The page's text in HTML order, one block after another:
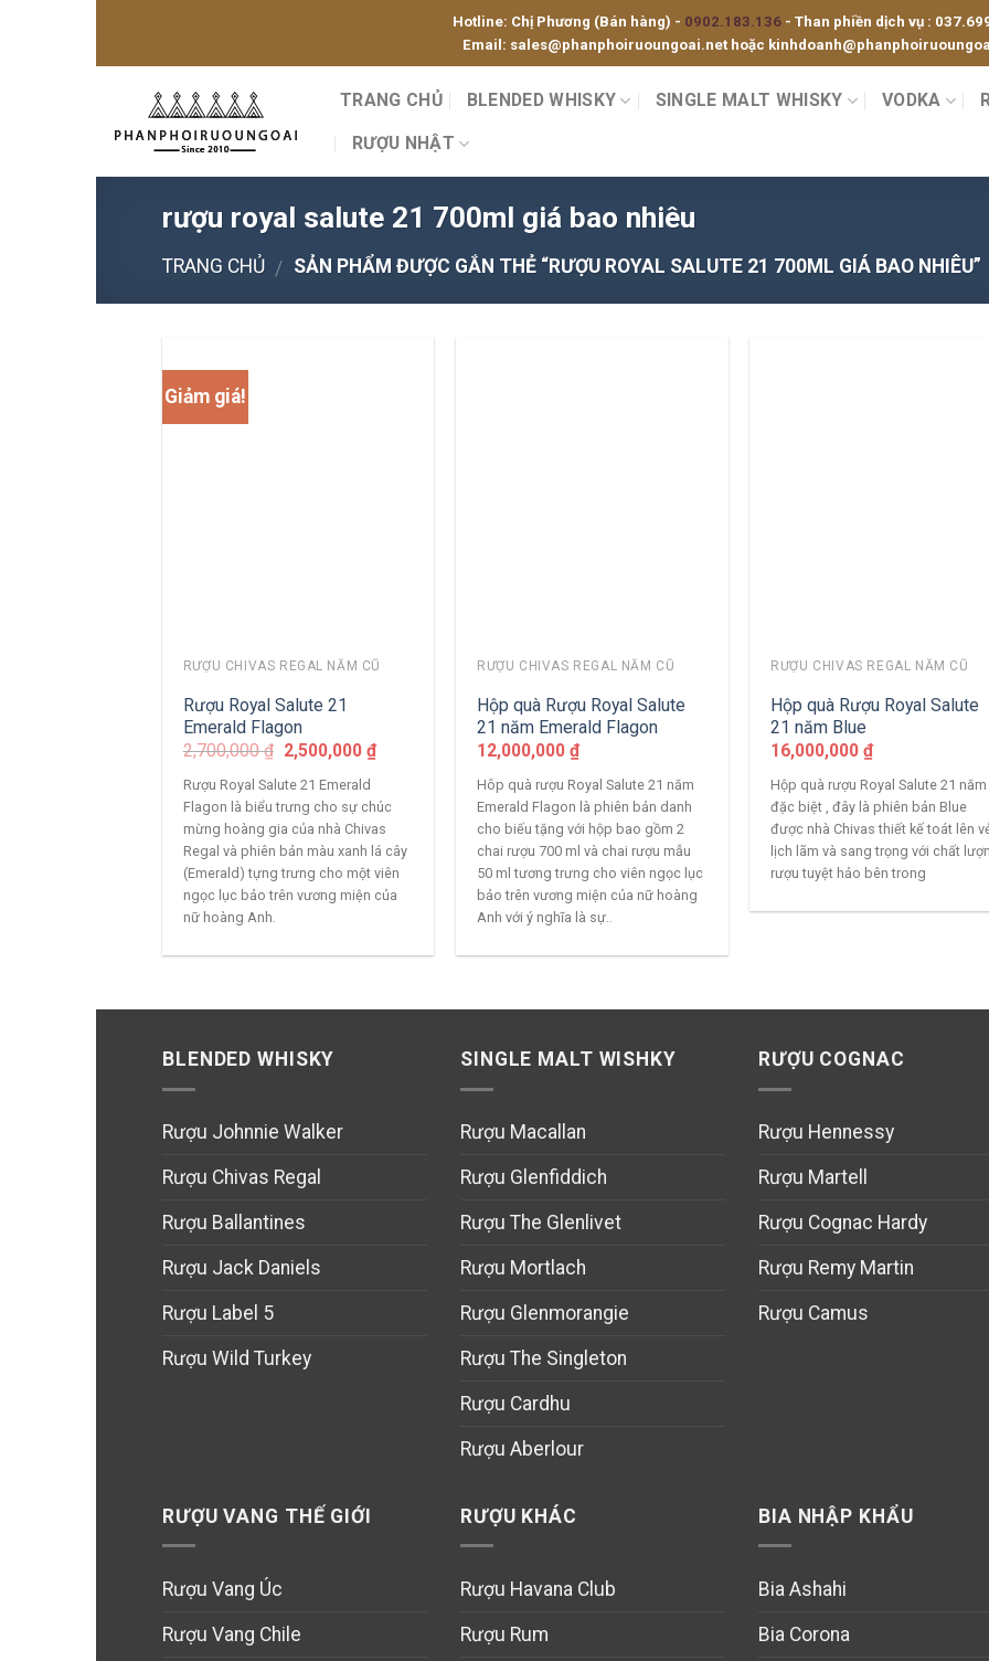
Hotline: Chị Phương (Bán hàng) - 0902.183.136 - Than phiền dịch vụ :
Email: sales@phanphoiruoungoai.nethoặc
TRANG CHỦ BLENDED WHISKY SINGLE MALT WHISKY VODKA
RƯỢU NHẬT
rượu royal salute 21 700ml giá bao nhiêu
TRANG CHỦ / SẢN PHẨM ĐƯỢC GẮN THẺ “RƯỢU ROYAL SALUTE 21 700ML GIÁ BAO NHIÊU”
Giảm giá!
RƯỢU CHIVAS REGAL NĂM CŨ
Rượu Royal Salute 21
Emerald Flagon
2,700,000₫ 2,500,000 ₫
Rượu Royal Salute 21 Emerald
Flagon là biểu trưng cho sự chúc
mừng hoàng gia của nhà Chivas
Regal và phiên bản màu xanh lá cây
(Emerald) tựng trưng cho một viên
ngọc lục bảo trên vương miện của
nữ hoàng Anh.
RƯỢU CHIVAS REGAL NĂM CŨ
Hộp quà Rượu Royal Salute
21 năm Emerald Flagon
12,000,000₫
Hôp quà rượu Royal Salute 21 năm
Emerald Flagon là phiên bản danh
cho biếu tặng với hộp bao gồm 2
chai rượu 700 ml và chai rượu mẫu
50 ml tương trưng cho viên ngọc lục
bảo trên vương miện của nữ hoàng
Anh với ý nghĩa là sự..
RƯỢU CHIVAS REGAL NĂM CŨ
Hộp quà Rượu Royal Salute
21 năm Blue
16,000,000₫
Hộp quà rượu Royal Salute 21 năm
đặc biệt , đây là phiên bản Blue
được nhà Chivas thiết kế toát lên
lịch lãm và sang trọng với chất
rượu tuyệt hảo bên trong
BLENDED WHISKY
Rượu Johnnie Walker
Rượu Chivas Regal
Rượu Ballantines
Rượu Jack Daniels
Rượu Label 5
Rượu Wild Turkey
SINGLE MALT WISHKY
Rượu Macallan
Rượu Glenfiddich
Rượu The Glenlivet
Rượu Mortlach
Rượu Glenmorangie
Rượu The Singleton
Rượu Cardhu
Rượu Aberlour
RƯỢU COGNAC
Rượu Hennessy
Rượu Martell
Rượu Cognac Hardy
Rượu Remy Martin
Rượu Camus
RƯỢU VANG THẾ GIỚI
Rượu Vang Úc
Rượu Vang Chile
RƯỢU KHÁC
Rượu Havana Club
Rượu Rum
BIA NHẬP KHẨU
Bia Ashahi
Bia Corona